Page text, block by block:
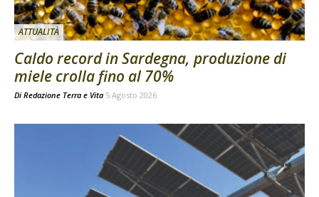
ATTUALITÀ
Caldo record in Sardegna, produzione di
miele crolla fino al 70%
Di Redazione Terra e Vita 5 Agosto 2026